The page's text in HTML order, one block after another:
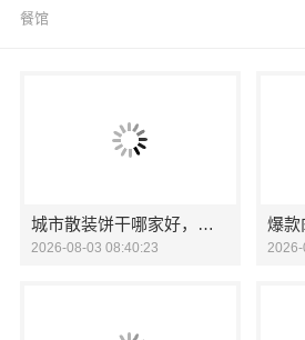
餐馆
城市散装饼干哪家好，零食大明星口碑出众
2026-08-03 08:40:23 2026-